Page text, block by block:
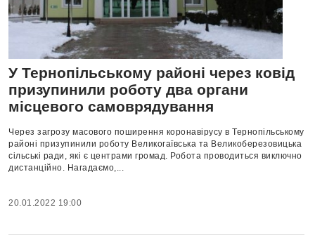
У Тернопільському районі через ковід
призупинили роботу два органи
місцевого самоврядування
Через загрозу масового поширення коронавірусу в Тернопільському
районі призупинили роботу Великогаївська та Великоберезовицька
сільські ради, які є центрами громад. Робота проводиться виключно
дистанційно. Нагадаємо,...
20.01.2022 19:00